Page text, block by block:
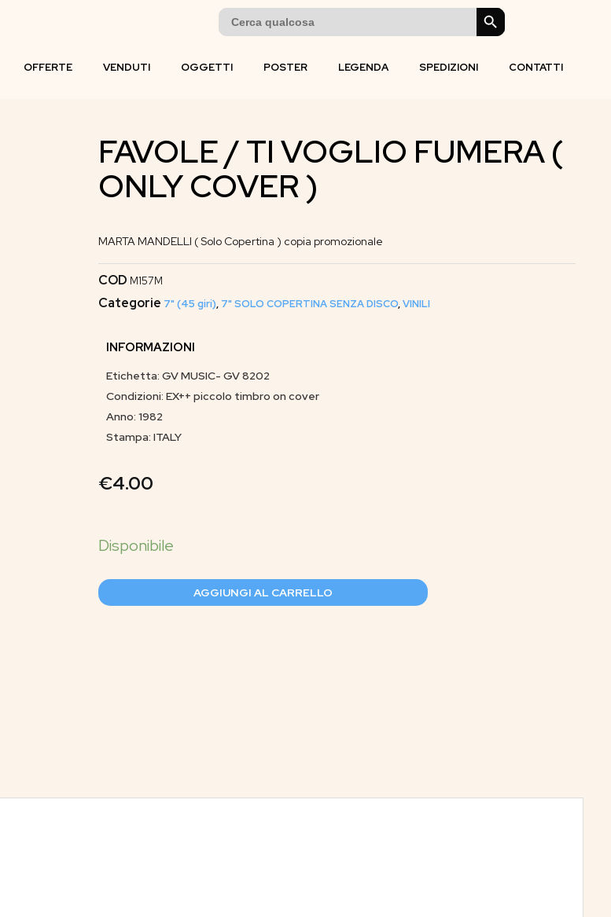
Search
for:
SEARCH BUTTON
OFFERTE VENDUTI OGGETTI POSTER LEGENDA SPEDIZIONI CONTATTI
FAVOLE / TI VOGLIO FUMERA (
ONLY COVER )
MARTA MANDELLI ( Solo Copertina ) copia promozionale
COD M157M
Categorie 7" (45 giri), 7" SOLO COPERTINA SENZA DISCO,VINILI
INFORMAZIONI
Etichetta: GV MUSIC- GV 8202
Condizioni: EX++ piccolo timbro on cover
Anno: 1982
Stampa: ITALY
€4.00
AGGIUNGI AL CARRELLO